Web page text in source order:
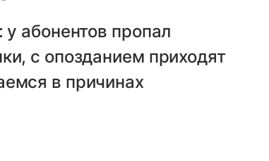
абонентов пропал
с опозданием приходят
в причинах